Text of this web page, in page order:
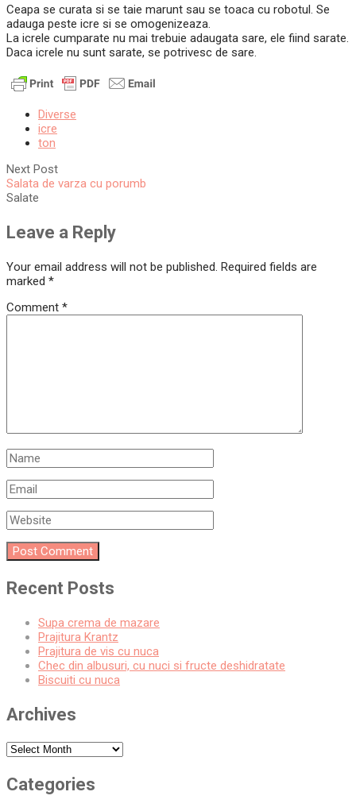
Ceapa se curata si se taie marunt sau se toaca cu robotul. Se
adauga peste icre si se omogenizeaza.
La icrele cumparate nu mai trebuie adaugata sare, ele fiind sarate.
Daca icrele nu sunt sarate, se potrivesc de sare.
Diverse
icre
ton
Next Post
Salata de varza cu porumb
Salate
Leave a Reply
Your email address will not be published. Required fields are
marked *
Comment *
Recent Posts
Supa crema de mazare
Prajitura Krantz
Prajitura de vis cu nuca
Chec din albusuri, cu nuci si fructe deshidratate
Biscuiti cu nuca
Archives
Archives
Categories